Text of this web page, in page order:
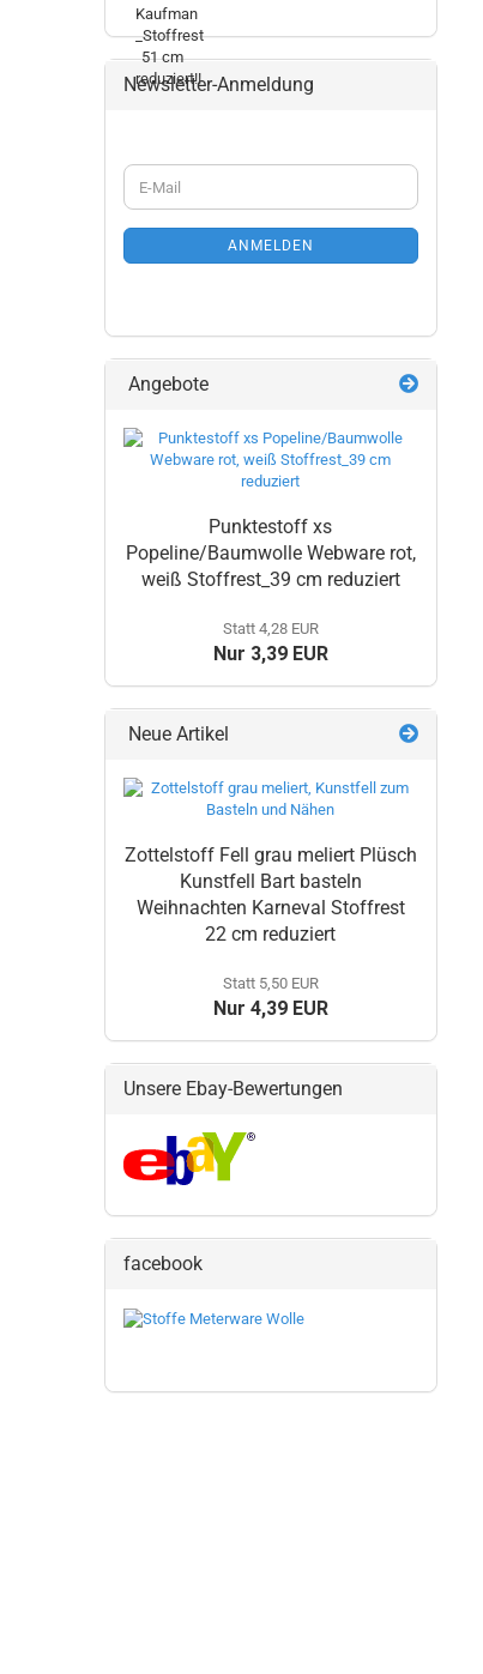
Newsletter-Anmeldung
WEITER
ZUR
ANMELDUNG
E-
Mail
ANMELDEN
Angebote
Punktestoff xs
Popeline/Baumwolle Webware rot,
weiß Stoffrest_39 cm reduziert
Statt 4,28 EUR
Nur 3,39 EUR
Neue Artikel
Zottelstoff Fell grau meliert Plüsch
Kunstfell Bart basteln
Weihnachten Karneval Stoffrest
22 cm reduziert
Statt 5,50 EUR
Nur 4,39 EUR
Unsere Ebay-Bewertungen
facebook